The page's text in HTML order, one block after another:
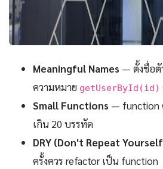
Meaningful Names — ตั้งชื่อ
ความหมาย getUserById(id)
Small Functions — function
เกิน 20 บรรทัด
DRY (Don't Repeat
ครั้งควร refactor เป็น function